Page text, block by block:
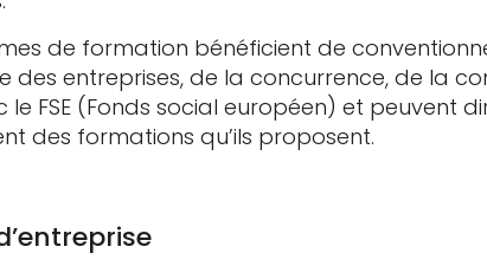
de formation bénéficient de
des entreprises, de la concurrence, de la
le FSE (Fonds social européen) et peuvent
des formations qu’ils proposent.